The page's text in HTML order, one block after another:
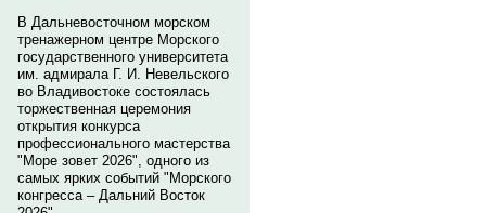
В Дальневосточном морском
тренажерном центре Морского
государственного университета
им. адмирала Г. И. Невельского
во Владивостоке состоялась
торжественная церемония
открытия конкурса
профессионального мастерства
"Море зовет 2026", одного из
самых ярких событий "Морского
конгресса – Дальний Восток